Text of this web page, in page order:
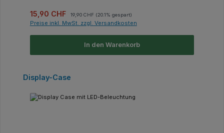
Verkaufspreis:
15,90 CHF 19,90 CHF (20.1% gespart)
Preise inkl. MwSt. zzgl. Versandkosten
In den Warenkorb
Produktgalerie überspringen
Display-Case